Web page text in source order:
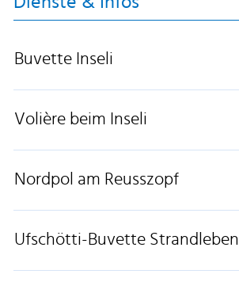
Buvette Inseli
Volière beim Inseli
Nordpol am Reusszopf
Ufschötti-Buvette Strandleben